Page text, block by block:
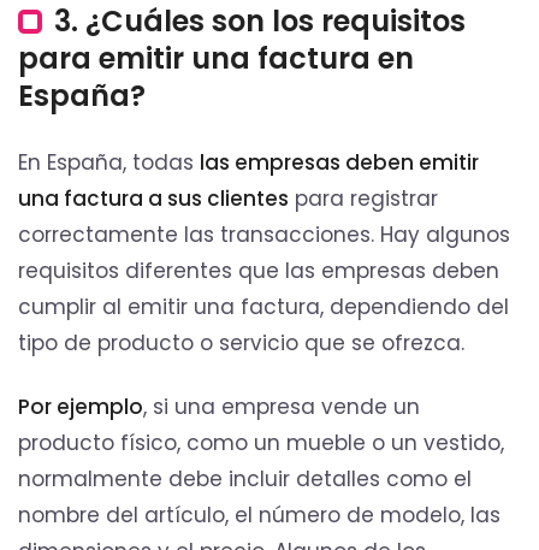
3. ¿Cuáles son los requisitos
para emitir una factura en
España?
En España, todas las empresas deben emitir
una factura a sus clientes para registrar
correctamente las transacciones. Hay algunos
requisitos diferentes que las empresas deben
cumplir al emitir una factura, dependiendo del
tipo de producto o servicio que se ofrezca.
Por ejemplo, si una empresa vende un
producto físico, como un mueble o un vestido,
normalmente debe incluir detalles como el
nombre del artículo, el número de modelo, las